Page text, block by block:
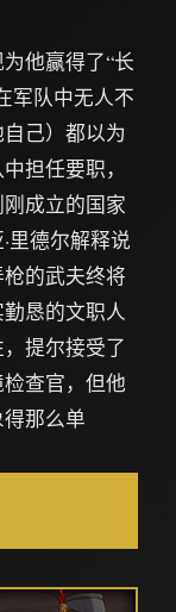
他赢得了“长
军队中无人不
己）都以为
担任要职，
成立的国家
里德尔解释说
的武夫终将
恳的文职人
提尔接受了
查官，但他
那么单